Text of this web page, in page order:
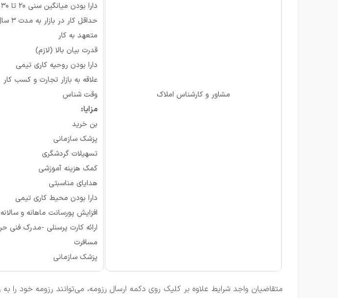
مشاور و کارشناس املاک
دارا بودن میانگین سنی 20 تا 30 سال (حداقل و حداکثر)
حداقل کار در بازار به مدت 3 سال
متعهد به کار
قدرت بیان بالا (لازم)
دارا بودن روحیه کاری تیمی
علاقه به بازار تجارت و کسب کار
وقت شناس
مزایا:
بن خرید
پزشک سازمانی
تسهیلات گردشگری
کمک هزینه آموزشی
هدایای مناسبتی
دارا بودن محیط کاری تیمی
افزایش پورسانت ماهانه و سالانه
ارائه کارت پرسنلی -مدرک فنی
مسافرت
پزشک سازمانی
متقاضیان واجد شرایط علاوه بر کلیک روی دکمه ارسال رزومه، می‌توانند رزومه خود را